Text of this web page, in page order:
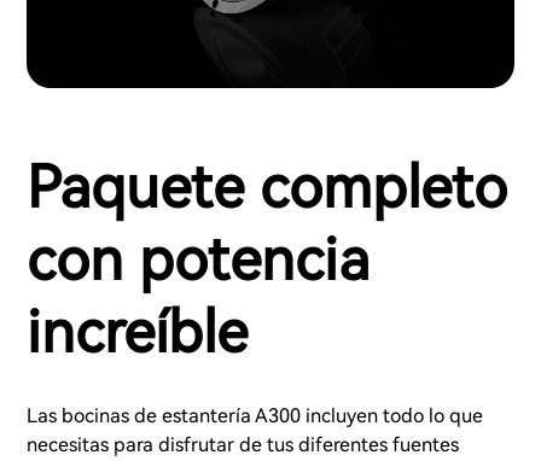
Paquete completo
con potencia
increíble
Las bocinas de estantería A300 incluyen todo lo que
necesitas para disfrutar de tus diferentes fuentes